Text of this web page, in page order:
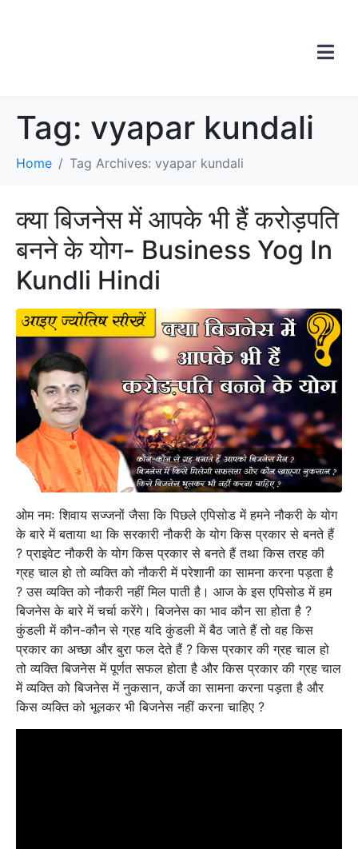
Tag: vyapar kundali
Home Tag Archives: vyapar kundali
क्या बिजनेस में आपके भी हैं करोड़पति
बनने के योग- Business Yog In
Kundli Hindi
ओम नमः शिवाय सज्जनों जैसा कि पिछले एपिसोड में हमने नौकरी के योग
के बारे में बताया था कि सरकारी नौकरी के योग किस प्रकार से बनते हैं
? प्राइवेट नौकरी के योग किस प्रकार से बनते हैं तथा किस तरह की
ग्रह चाल हो तो व्यक्ति को नौकरी में परेशानी का सामना करना पड़ता है
? उस व्यक्ति को नौकरी नहीं मिल पाती है। आज के इस एपिसोड में हम
बिजनेस के बारे में चर्चा करेंगे। बिजनेस का भाव कौन सा होता है ?
कुंडली में कौन-कौन से ग्रह यदि कुंडली में बैठ जाते हैं तो वह किस
प्रकार का अच्छा और बुरा फल देते हैं ? किस प्रकार की ग्रह चाल हो
तो व्यक्ति बिजनेस में पूर्णत सफल होता है और किस प्रकार की ग्रह चाल
में व्यक्ति को बिजनेस में नुकसान, कर्जे का सामना करना पड़ता है और
किस व्यक्ति को भूलकर भी बिजनेस नहीं करना चाहिए ?